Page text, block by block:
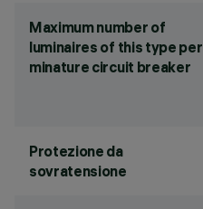
Maximum number of
luminaires of this type per
minature circuit breaker
Protezione da
sovratensione